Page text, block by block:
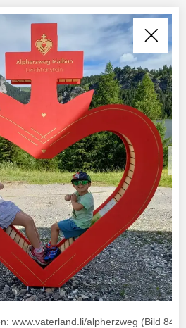
www.vaterland.li/alpherzweg (Bild 84